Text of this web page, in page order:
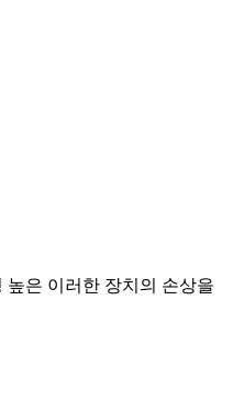
은 이러한 장치의 손상을